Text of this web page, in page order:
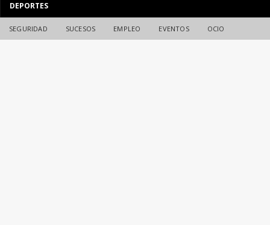
DEPORTES
SEGURIDAD SUCESOS EMPLEO EVENTOS OCIO